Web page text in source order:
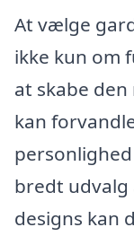
At vælge
ikke kun om
at skabe
kan
bredt udvalg
designs kan